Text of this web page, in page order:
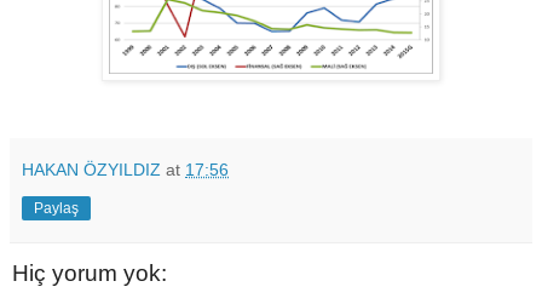
HAKAN ÖZYILDIZ at 17:56
Paylaş
Hiç yorum yok: